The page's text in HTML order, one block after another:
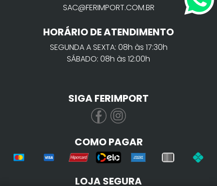
SAC@FERIMPORT.COM.BR
HORÁRIO DE ATENDIMENTO
SEGUNDA A SEXTA: 08h às 17:30h
SÁBADO: 08h às 12:00h
SIGA FERIMPORT
COMO PAGAR
LOJA SEGURA